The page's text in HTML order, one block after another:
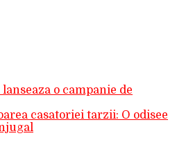
o campanie de
casatoriei tarzii: O odisee